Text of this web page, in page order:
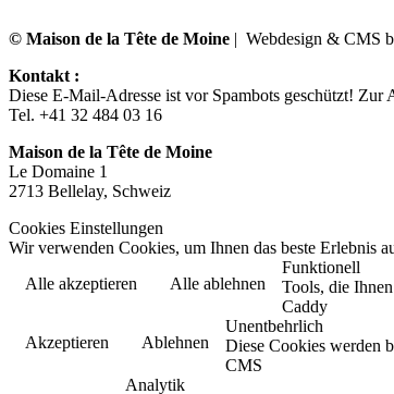
© Maison de la Tête de Moine | Webdesign & CMS
Kontakt :
Diese E-Mail-Adresse ist vor Spambots geschützt! Zur
Tel. +41 32 484 03 16
Maison de la Tête de Moine
Le Domaine 1
2713 Bellelay, Schweiz
Cookies Einstellungen
Wir verwenden Cookies, um Ihnen das beste Erlebnis
Alle akzeptieren
Alle ablehnen
Funktionell
Tools, die
Caddy
Akzeptieren
Ablehnen
Unentbehrlich
Diese Cookies werden
CMS
Analytik